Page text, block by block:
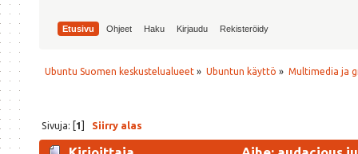
Etusivu Ohjeet Haku Kirjaudu Rekisteröidy
Ubuntu Suomen keskustelualueet » Ubuntun käyttö » Multimedia ja
Sivuja: [1] Siirry alas